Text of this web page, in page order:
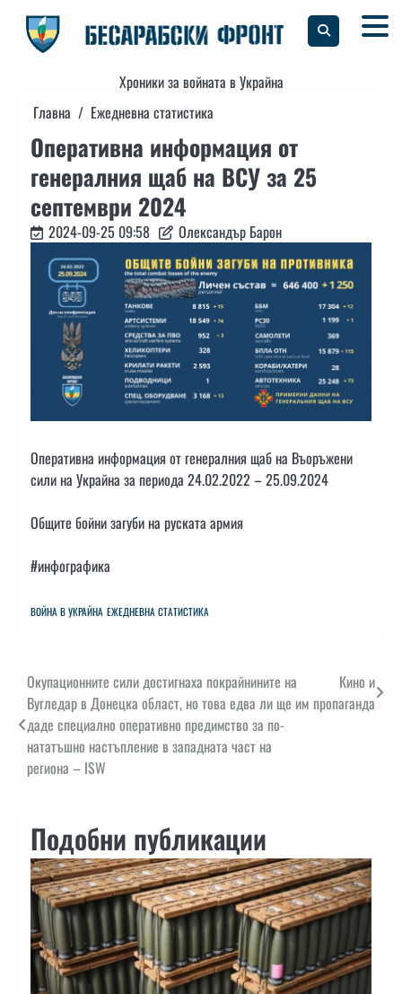
content
Хроники за войната в Украйна
Главна
Ежедневна статистика
Оперативна информация от
генералния щаб на ВСУ за 25
септември 2024
2024-09-25 09:58 Олександър Барон
Оперативна информация от генералния щаб на Въоръжени
сили на Украйна за периода 24.02.2022 – 25.09.2024
Общите бойни загуби на руската армия
#инфографика
ВОЙНА В УКРАЙНА ЕЖЕДНЕВНА СТАТИСТИКА
Навигация
Окупационните сили достигнаха покрайнините на
Вугледар в Донецка област, но това едва ли ще им
даде специално оперативно предимство за по-
нататъшно настъпление в западната част на
региона – ISW
Кино и
пропаганда
Подобни публикации